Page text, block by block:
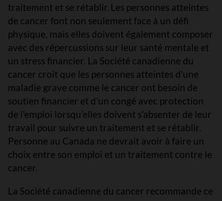
traitement et se rétablir. Les personnes atteintes
de cancer font non seulement face à un défi
physique, mais elles doivent également composer
avec des répercussions sur leur santé mentale et
un stress financier. La Société canadienne du
cancer croit que les personnes atteintes d’une
maladie grave comme le cancer ont besoin de
soutien financier et d’un congé avec protection
de l'emploi lorsqu’elles doivent s’absenter de leur
travail pour suivre un traitement et se rétablir.
Personne au Canada ne devrait avoir à faire un
choix entre son emploi et un traitement contre le
cancer.
La Société canadienne du cancer recommande ce